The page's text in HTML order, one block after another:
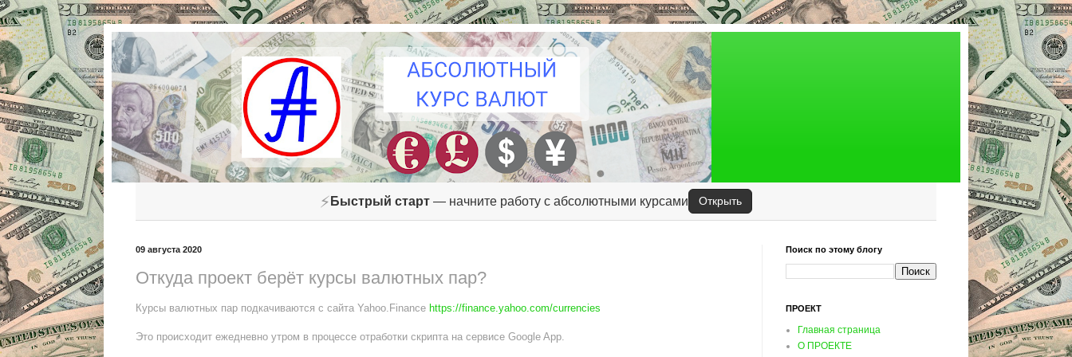
⚡ Быстрый старт — начните работу с абсолютными курсами Открыть
09 августа 2020
Откуда проект берёт курсы валютных пар?
Курсы валютных пар подкачиваются с сайта Yahoo.Finance https://finance.yahoo.com/currencies
Это происходит ежедневно утром в процессе отработки скрипта на сервисе Google App.
Поиск по этому блогу
ПРОЕКТ
Главная страница
О ПРОЕКТЕ